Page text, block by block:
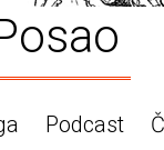
Podcast